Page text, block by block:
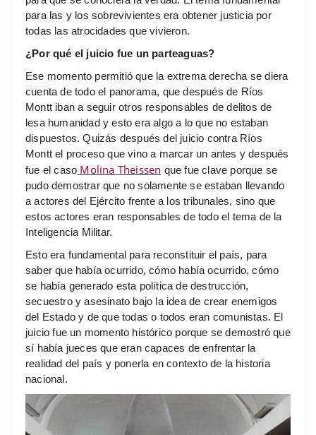
para las y los sobrevivientes era obtener justicia por
todas las atrocidades que vivieron.
¿Por qué el juicio fue un parteaguas?
Ese momento permitió que la extrema derecha se diera
cuenta de todo el panorama, que después de Ríos
Montt iban a seguir otros responsables de delitos de
lesa humanidad y esto era algo a lo que no estaban
dispuestos. Quizás después del juicio contra Ríos
Montt el proceso que vino a marcar un antes y después
fue el caso Molina Theissen que fue clave porque se
pudo demostrar que no solamente se estaban llevando
a actores del Ejército frente a los tribunales, sino que
estos actores eran responsables de todo el tema de la
Inteligencia Militar.
Esto era fundamental para reconstituir el país, para
saber que había ocurrido, cómo había ocurrido, cómo
se había generado esta política de destrucción,
secuestro y asesinato bajo la idea de crear enemigos
del Estado y de que todas o todos eran comunistas. El
juicio fue un momento histórico porque se demostró que
sí había jueces que eran capaces de enfrentar la
realidad del país y ponerla en contexto de la historia
nacional.